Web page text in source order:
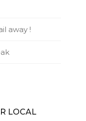
away !
LOCAL